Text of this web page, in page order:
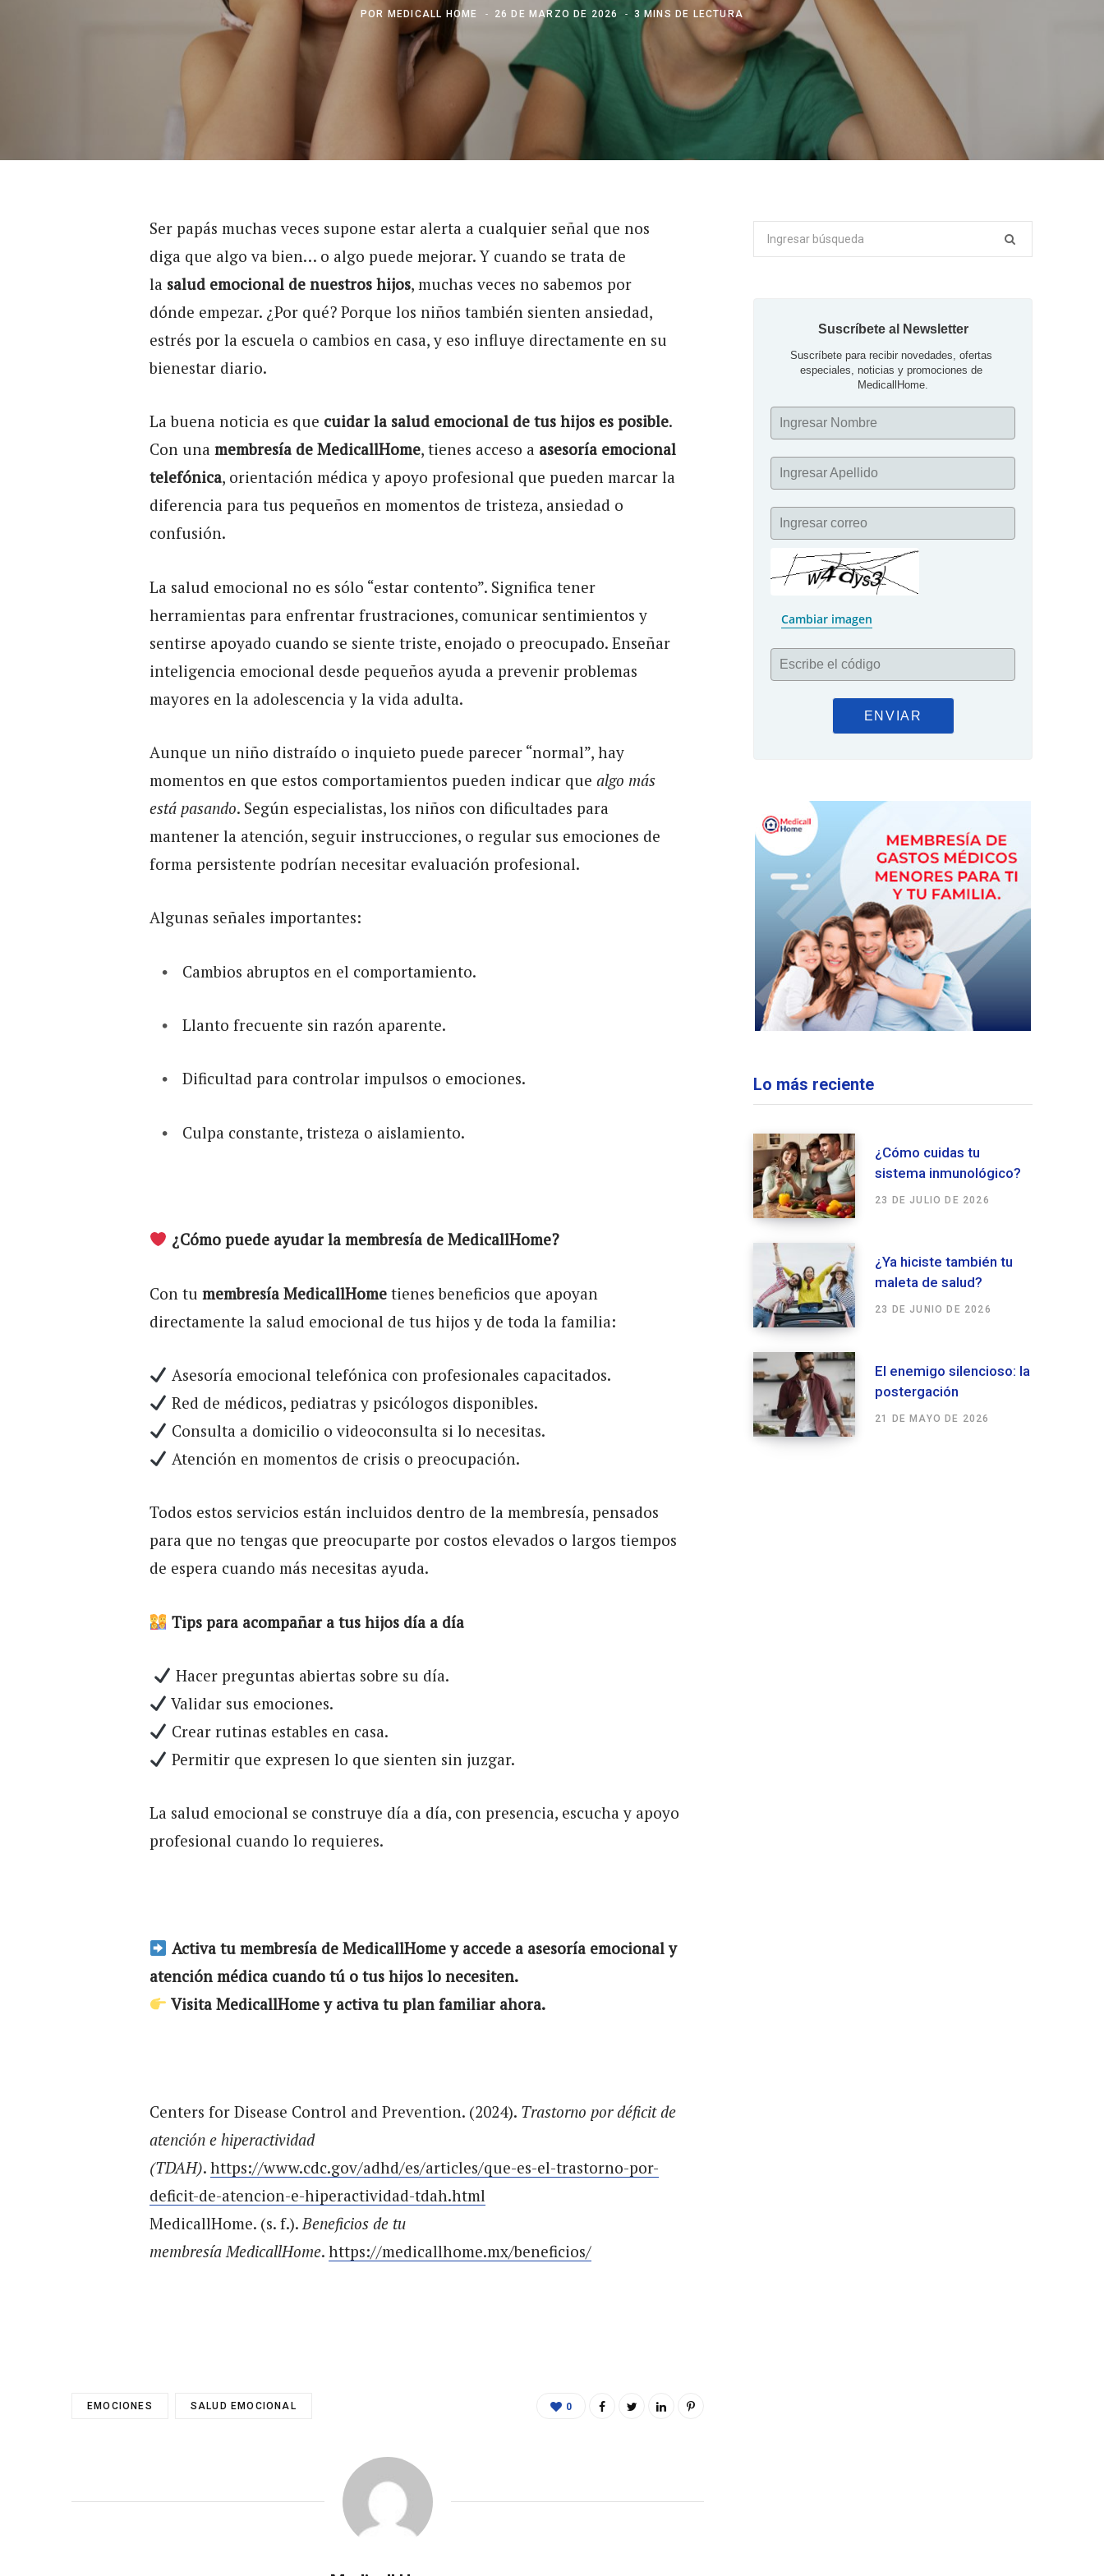
POR MEDICALL HOME 26 DE MARZO DE 2026 3 MINS DE LECTURA
Ser papás muchas veces supone estar alerta a cualquier señal que nos
diga que algo va bien… o algo puede mejorar. Y cuando se trata de
la salud emocional de nuestros hijos, muchas veces no sabemos por
dónde empezar. ¿Por qué? Porque los niños también sienten ansiedad,
estrés por la escuela o cambios en casa, y eso influye directamente en su
bienestar diario.
La buena noticia es que cuidar la salud emocional de tus hijos es posible.
Con una membresía de MedicallHome, tienes acceso a asesoría emocional
telefónica, orientación médica y apoyo profesional que pueden marcar la
diferencia para tus pequeños en momentos de tristeza, ansiedad o
confusión.
La salud emocional no es sólo “estar contento”. Significa tener
herramientas para enfrentar frustraciones, comunicar sentimientos y
sentirse apoyado cuando se siente triste, enojado o preocupado. Enseñar
inteligencia emocional desde pequeños ayuda a prevenir problemas
mayores en la adolescencia y la vida adulta.
Aunque un niño distraído o inquieto puede parecer “normal”, hay
momentos en que estos comportamientos pueden indicar que algo más
está pasando. Según especialistas, los niños con dificultades para
mantener la atención, seguir instrucciones, o regular sus emociones de
forma persistente podrían necesitar evaluación profesional.
Algunas señales importantes:
Cambios abruptos en el comportamiento.
Llanto frecuente sin razón aparente.
Dificultad para controlar impulsos o emociones.
Culpa constante, tristeza o aislamiento.
¿Cómo puede ayudar la membresía de MedicallHome?
Con tu membresía MedicallHometienes beneficios que apoyan
directamente la salud emocional de tus hijos y de toda la familia:
Asesoría emocional telefónica con profesionales capacitados.
Red de médicos, pediatras y psicólogos disponibles.
Consulta a domicilio o videoconsulta si lo necesitas.
Atención en momentos de crisis o preocupación.
Todos estos servicios están incluidos dentro de la membresía, pensados
para que no tengas que preocuparte por costos elevados o largos tiempos
de espera cuando más necesitas ayuda.
Tips para acompañar a tus hijos día a día
Hacer preguntas abiertas sobre su día.
Validar sus emociones.
Crear rutinas estables en casa.
Permitir que expresen lo que sienten sin juzgar.
La salud emocional se construye día a día, con presencia, escucha y apoyo
profesional cuando lo requieres.
Activa tu membresía de MedicallHome y accede a asesoría emocional y
atención médica cuando tú o tus hijos lo necesiten.
Visita MedicallHome y activa tu plan familiar ahora.
Centers for Disease Control and Prevention. (2024). Trastorno por déficit de
atención e hiperactividad
(TDAH). https://www.cdc.gov/adhd/es/articles/que-es-el-trastorno-por-
deficit-de-atencion-e-hiperactividad-tdah.html
MedicallHome. (s. f.). Beneficios de tu
membresía MedicallHome. https://medicallhome.mx/beneficios/
EMOCIONES SALUD EMOCIONAL 0
Suscríbete al Newsletter
Suscríbete para recibir novedades, ofertas
especiales, noticias y promociones de
MedicallHome.
Ingresar Nombre
Ingresar Apellido
Ingresar correo
Cambiar imagen
Escribe el código
Lo más reciente
¿Cómo cuidas tu
sistema inmunológico?
23 DE JULIO DE 2026
¿Ya hiciste también tu
maleta de salud?
23 DE JUNIO DE 2026
El enemigo silencioso: la
postergación
21 DE MAYO DE 2026